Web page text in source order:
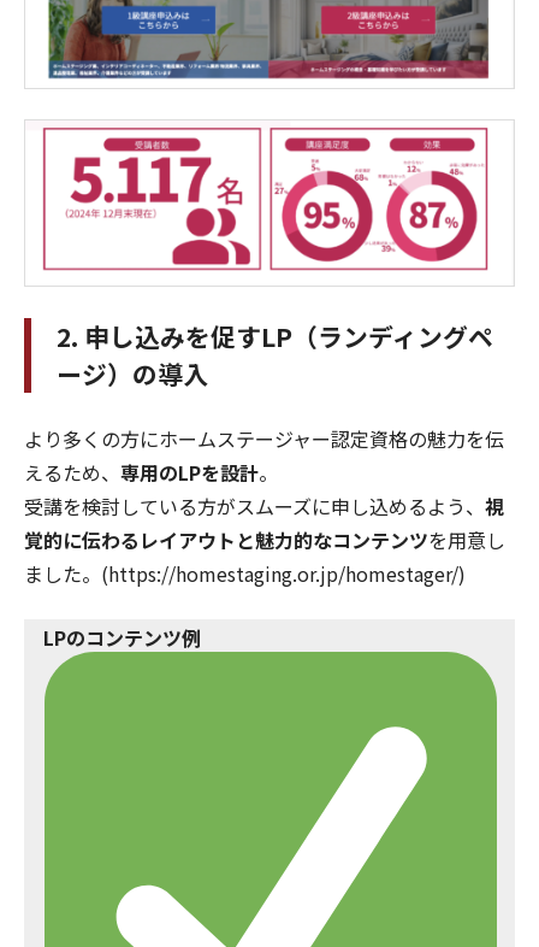
2. 申し込みを促すLP（ランディングペ
ージ）の導入
より多くの方にホームステージャー認定資格の魅力を伝
えるため、 専用のLPを設計。
受講を検討している方がスムーズに申し込めるよう、 視
覚的に伝わるレイアウトと魅力的なコンテンツを用意し
ました。(https://homestaging.or.jp/homestager/)
LPのコンテンツ例